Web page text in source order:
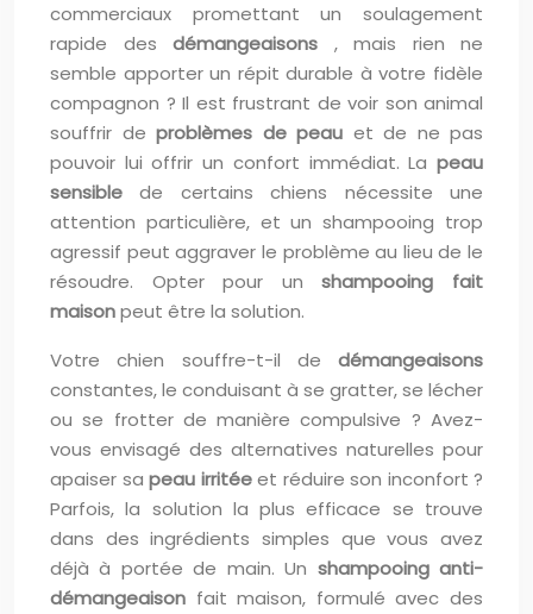
commerciaux promettant un soulagement
rapide des démangeaisons , mais rien ne
semble apporter un répit durable à votre fidèle
compagnon ? Il est frustrant de voir son animal
souffrir de problèmes de peau et de ne pas
pouvoir lui offrir un confort immédiat. La peau
sensiblede certains chiens nécessite une
attention particulière, et un shampooing trop
agressif peut aggraver le problème au lieu de le
résoudre. Opter pour unshampooing fait
maisonpeut être la solution.
Votre chien souffre-t-il de démangeaisons
constantes, le conduisant à se gratter, se lécher
ou se frotter de manière compulsive ? Avez-
vous envisagé des alternatives naturelles pour
apaiser sa peau irritéeet réduire son inconfort ?
Parfois, la solution la plus efficace se trouve
dans des ingrédients simples que vous avez
déjà à portée de main. Un shampooing anti-
démangeaison fait maison, formulé avec des